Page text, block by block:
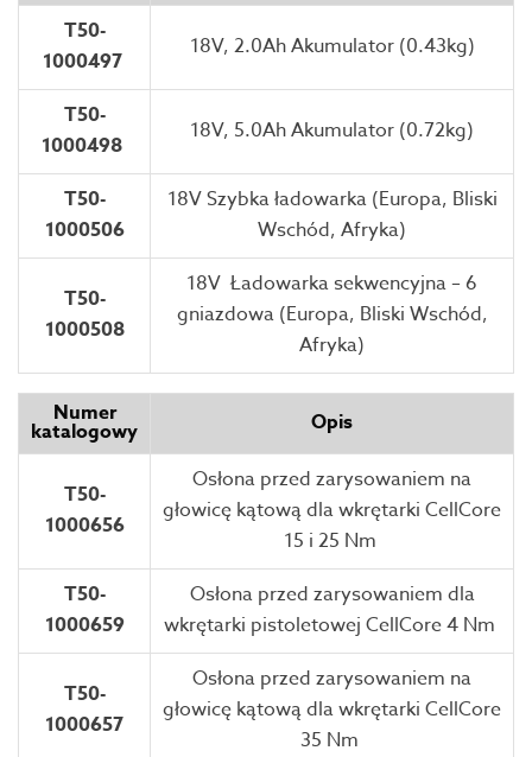
T50-
1000497
18V, 2.0Ah Akumulator (0.43kg)
T50-
1000498
18V, 5.0Ah Akumulator (0.72kg)
T50-
1000506
18V Szybka ładowarka (Europa, Bliski
Wschód, Afryka)
T50-
1000508
18V Ładowarka sekwencyjna – 6
gniazdowa (Europa, Bliski Wschód,
Afryka)
Numer
katalogowy Opis
T50-
1000656
Osłona przed zarysowaniem na
głowicę kątową dla wkrętarki CellCore
15 i 25 Nm
T50-
1000659
Osłona przed zarysowaniem dla
wkrętarki pistoletowej CellCore 4 Nm
T50-
1000657
Osłona przed zarysowaniem na
głowicę kątową dla wkrętarki CellCore
35 Nm